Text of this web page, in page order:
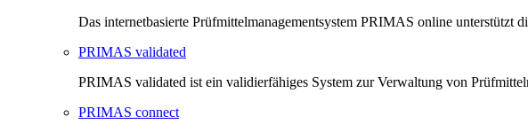
Das internetbasierte Prüfmittelmanagementsystem PRIMAS online unterstützt
PRIMAS validated
PRIMAS validated ist ein validierfähiges System zur Verwaltung von
PRIMAS connect